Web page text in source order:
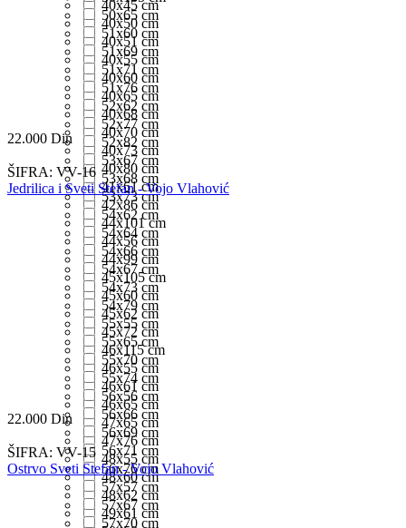
40x45 cm
40x50 cm
40x51 cm
40x55 cm
40x60 cm
40x65 cm
40x68 cm
40x70 cm
40x73 cm
40x80 cm
41x61 cm
42x86 cm
44x101 cm
44x56 cm
44x99 cm
45x105 cm
45x60 cm
45x62 cm
45x72 cm
46x115 cm
46x55 cm
46x61 cm
46x65 cm
47x65 cm
47x76 cm
48x55 cm
48x60 cm
48x62 cm
49x61 cm
50x65 cm
51x60 cm
51x69 cm
51x71 cm
51x76 cm
52x62 cm
52x77 cm
52x82 cm
53x67 cm
53x68 cm
53x73 cm
54x62 cm
54x64 cm
54x66 cm
54x67 cm
54x73 cm
54x79 cm
55x55 cm
55x65 cm
55x70 cm
55x74 cm
56x56 cm
56x66 cm
56x69 cm
56x71 cm
56x76 cm
57x57 cm
57x67 cm
57x70 cm
22.000 Din
ŠIFRA: VV-16
Jedrilica i Sveti Stefan - Vojo Vlahović
22.000 Din
ŠIFRA: VV-15
Ostrvo Sveti Stefan - Vojo Vlahović